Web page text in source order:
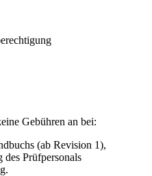
Gebühren an bei:
(ab Revision 1),
Prüfpersonals